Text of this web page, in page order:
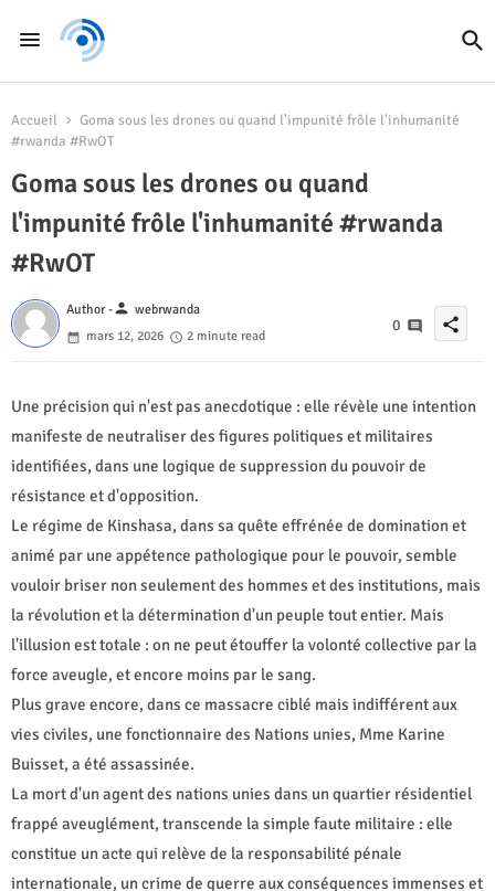
Accueil
Goma sous les drones ou quand l'impunité frôle l'inhumanité
#rwanda #RwOT
Goma sous les drones ou quand
l'impunité frôle l'inhumanité #rwanda
#RwOT
Author -person webrwanda
mars 12, 2026
2 minute read
0 share
Une précision qui n'est pas anecdotique : elle révèle une intention
manifeste de neutraliser des figures politiques et militaires
identifiées, dans une logique de suppression du pouvoir de
résistance et d'opposition.
Le régime de Kinshasa, dans sa quête effrénée de domination et
animé par une appétence pathologique pour le pouvoir, semble
vouloir briser non seulement des hommes et des institutions, mais
la révolution et la détermination d'un peuple tout entier. Mais
l'illusion est totale : on ne peut étouffer la volonté collective par la
force aveugle, et encore moins par le sang.
Plus grave encore, dans ce massacre ciblé mais indifférent aux
vies civiles, une fonctionnaire des Nations unies, Mme Karine
Buisset, a été assassinée.
La mort d'un agent des nations unies dans un quartier résidentiel
frappé aveuglément, transcende la simple faute militaire : elle
constitue un acte qui relève de la responsabilité pénale
internationale, un crime de guerre aux conséquences immenses et